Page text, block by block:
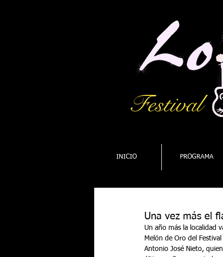
Festival
INICIO PROGRAMA
Una vez más el
Un año más la localidad
Melón de Oro del
Antonio José Nieto,